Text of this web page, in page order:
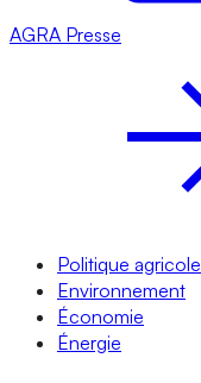
AGRA Presse
Politique agricole
Environnement
Économie
Énergie